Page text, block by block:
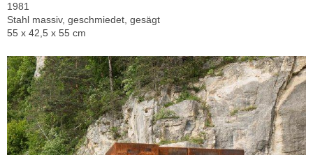
1981
Stahl massiv, geschmiedet, gesägt
55 x 42,5 x 55 cm